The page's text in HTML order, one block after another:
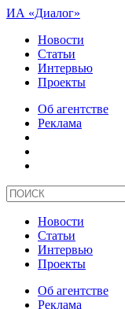
ИА «Диалог»
Новости
Статьи
Интервью
Проекты
Об агентстве
Реклама
Новости
Статьи
Интервью
Проекты
Об агентстве
Реклама